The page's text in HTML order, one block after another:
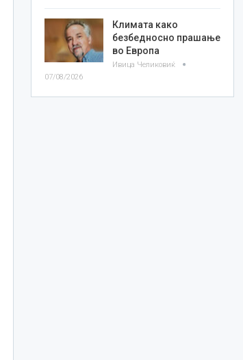
Климата како
безбедносно прашање
во Европа
Ивица Челиковиќ
07/08/2026